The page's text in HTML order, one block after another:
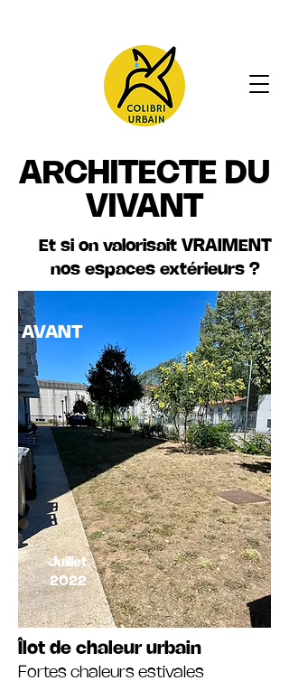
ARCHITECTE DU
VIVANT
Et si on valorisait VRAIMENT
nos espaces extérieurs ?
AVANT
Juillet
2022
Îlot de chaleur urbain
Fortes chaleurs estivales